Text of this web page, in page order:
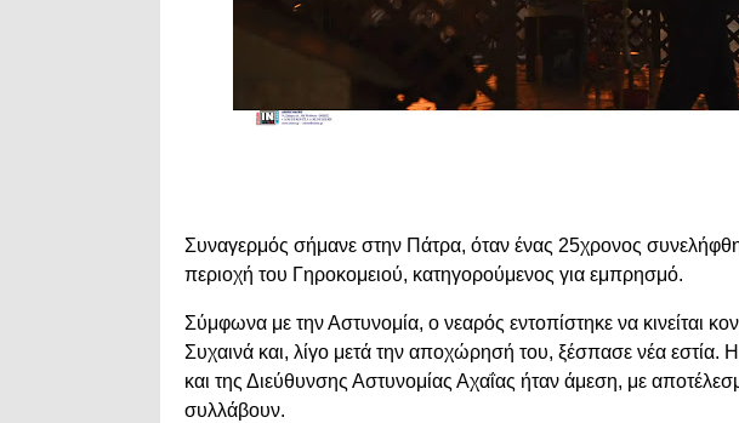
Συναγερμός σήμανε στην Πάτρα, όταν ένας 25χρονος
περιοχή του Γηροκομειού, κατηγορούμενος για εμπρησμό.
Σύμφωνα με την Αστυνομία, ο νεαρός εντοπίστηκε να κινείται
Συχαινά και, λίγο μετά την αποχώρησή του, ξέσπασε νέα
και της Διεύθυνσης Αστυνομίας Αχαΐας ήταν άμεση, με
συλλάβουν.